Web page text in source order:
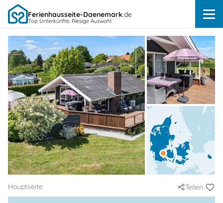
Ferienhausseite-Daenemark.de
Top Unterkünfte. Riesige Auswahl.
Hauptseite Teilen